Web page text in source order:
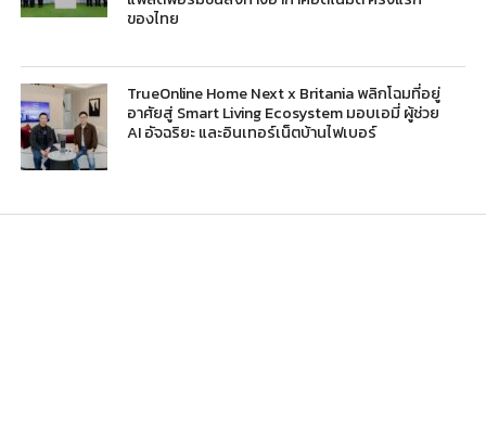
ของไทย
TrueOnline Home Next x Britania พลิกโฉมที่อยู่
อาศัยสู่ Smart Living Ecosystem มอบเอมี่ ผู้ช่วย
AI อัจฉริยะ และอินเทอร์เน็ตบ้านไฟเบอร์